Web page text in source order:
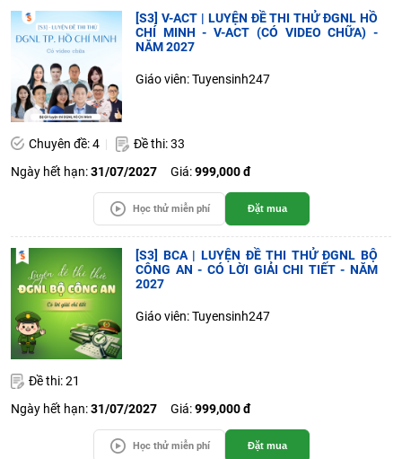
[S3] V-ACT | LUYỆN ĐỀ THI THỬ ĐGNL HỒ
CHÍ MINH - V-ACT (CÓ VIDEO CHỮA) -
NĂM 2027
Giáo viên: Tuyensinh247
Chuyên đề: 4
Đề thi: 33
Ngày hết hạn:31/07/2027 Giá:999,000 đ
Học thử miễn phí Đặt mua
[S3] BCA | LUYỆN ĐỀ THI THỬ ĐGNL BỘ
CÔNG AN - CÓ LỜI GIẢI CHI TIẾT - NĂM
2027
Giáo viên: Tuyensinh247
Đề thi: 21
Ngày hết hạn:31/07/2027 Giá:999,000 đ
Học thử miễn phí Đặt mua